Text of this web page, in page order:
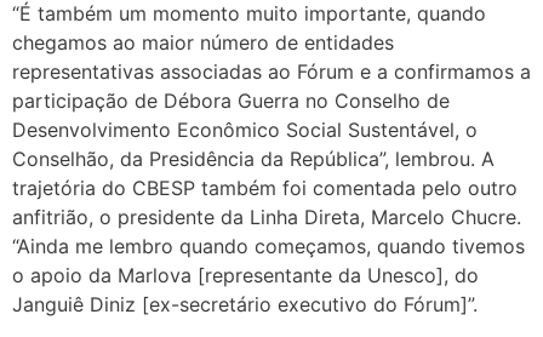
“É também um momento muito importante, quando
chegamos ao maior número de entidades
representativas associadas ao Fórum e a confirmamos a
participação de Débora Guerra no Conselho de
Desenvolvimento Econômico Social Sustentável, o
Conselhão, da Presidência da República”, lembrou. A
trajetória do CBESP também foi comentada pelo outro
anfitrião, o presidente da Linha Direta, Marcelo Chucre.
“Ainda me lembro quando começamos, quando tivemos
o apoio da Marlova [representante da Unesco], do
Janguiê Diniz [ex-secretário executivo do Fórum]”.